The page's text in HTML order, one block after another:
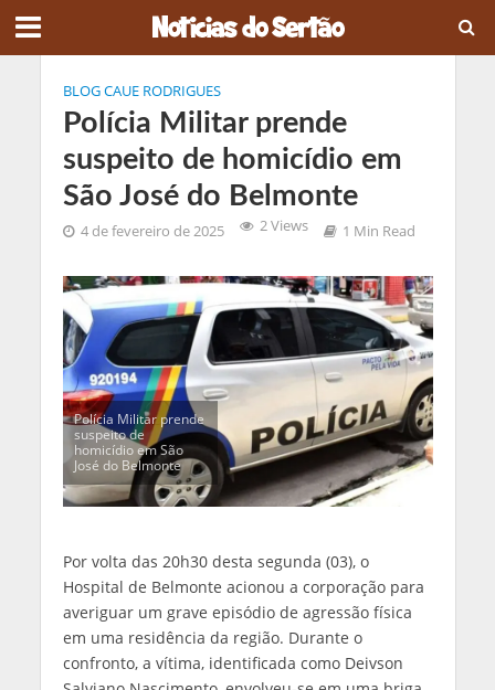
BLOG CAUE RODRIGUES
Polícia Militar prende
suspeito de homicídio em
São José do Belmonte
4 de fevereiro de 2025 2 Views 1 Min Read
Polícia Militar prende
suspeito de
homicídio em São
José do Belmonte
Por volta das 20h30 desta segunda (03), o
Hospital de Belmonte acionou a corporação para
averiguar um grave episódio de agressão física
em uma residência da região. Durante o
confronto, a vítima, identificada como Deivson